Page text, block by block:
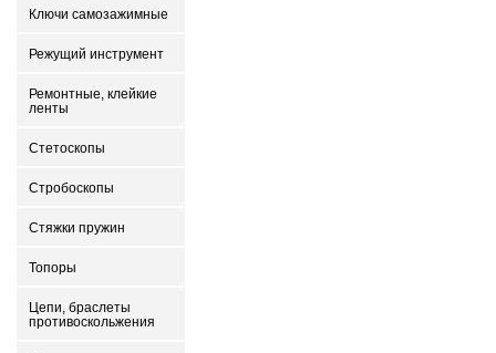
Ключи самозажимные
Режущий инструмент
Ремонтные, клейкие
ленты
Стетоскопы
Стробоскопы
Стяжки пружин
Топоры
Цепи, браслеты
противоскольжения